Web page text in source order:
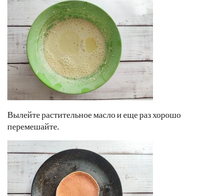
Вылейте растительное масло и еще раз хорошо
перемешайте.